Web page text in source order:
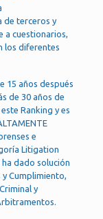
de terceros y
a cuestionarios,
los diferentes
15 años después
de 30 años de
Ranking y es
e
Litigation
dado solución
y Cumplimiento,
y